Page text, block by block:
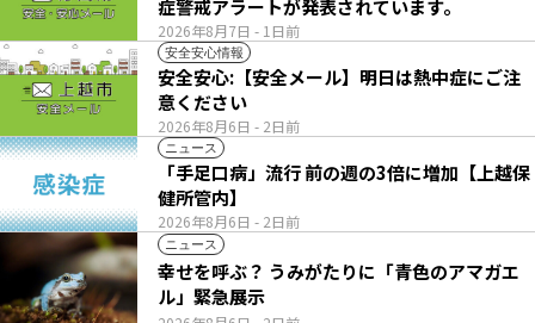
2026年8月7日 - 1日前
症警戒アラートが発表されています。
安全安心情報
2026年8月6日 - 2日前
安全安心:【安全メール】明日は熱中症にご注
意ください
ニュース
2026年8月6日 - 2日前
「手足口病」流行 前の週の3倍に増加【上越保
健所管内】
ニュース
幸せを呼ぶ？ うみがたりに「青色のアマガエ
ル」緊急展示